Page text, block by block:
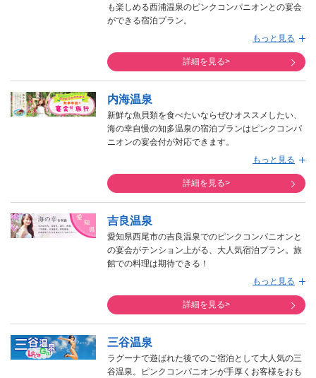
も楽しめる西浦温泉のピンクコンパニオンとの宴会
ができる宿泊プラン。
太平洋で育ったおいしい海の幸をいっぱい味わえる
観光先で一番選ばれるのはラグーナ蒲郡です。グル
メやショッピングやプールなど楽しみどころが一箇
そして、春から始まる潮干狩りを楽しみに訪れるお
客様も大勢いらっしゃいます。やってみると、案外
童心に返ってしまって思ったよりも楽しめたと帰ら
れるお客様が大勢いらっしゃいます。
ピンクコンパニオンの女の子も、若い女の子を中心
ので、お申し込みの際にご要望などぜひおっしゃっ
て下さいませ。
もっと見る
詳細を見る>
内海温泉
新鮮な魚貝類を食べたいならぜひオススメしたい、
海の幸自慢の知多温泉の宿泊プランはピンクコンパ
ニオンの宴会付が対応できます。
名古屋市内からお車で約60分という好アクセスが嬉
をする宴会付の宿泊プランは、内海温泉や山海温泉
などの旅館様での手配が可能になります。
もっと見る
詳細を見る>
吉良温泉
愛知県西尾市の吉良温泉でのピンクコンパニオンと
の宴会がテンション上がる、大人気宿泊プラン。旅
館での料理は期待できる！
名古屋から約1時間、蒲郡から約30分という好アク
三河湾に恵まれた豊かな海の幸を中心とした魚介
と、海辺の温泉地ならでは景観をお楽しみ頂けま
もっと見る
詳細を見る>
三谷温泉
ラグーナで遊ばれた後でのご宿泊として大人気の三
谷温泉。ピンクコンパニオンが手厚くお客様をおも